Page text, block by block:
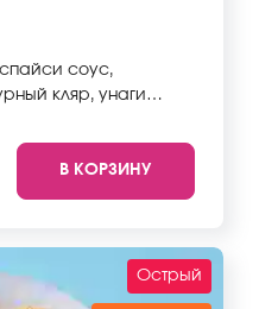
соус,
кляр, унаги
входят в стоимость
отличаться от
В КОРЗИНУ
Острый